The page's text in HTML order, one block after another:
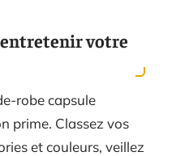
entretenir votre
robe capsule
prime. Classez vos
et couleurs, veillez